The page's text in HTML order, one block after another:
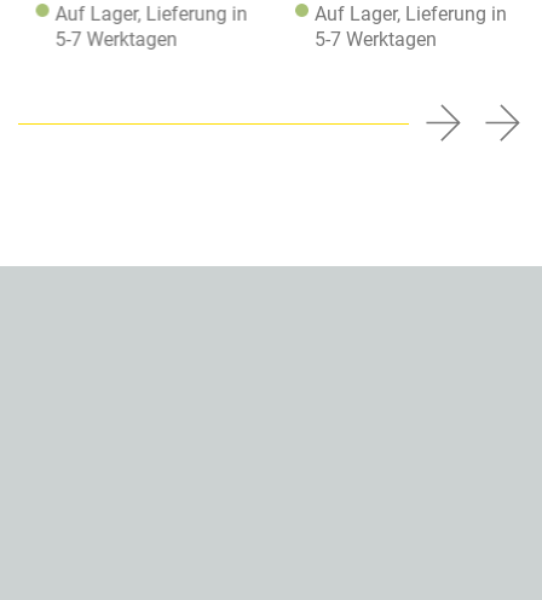
Auf Lager, Lieferung in
5-7 Werktagen
Auf Lager, Lieferung in
5-7 Werktagen